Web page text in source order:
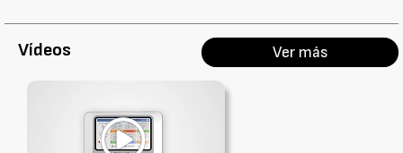
Vídeos Ver más